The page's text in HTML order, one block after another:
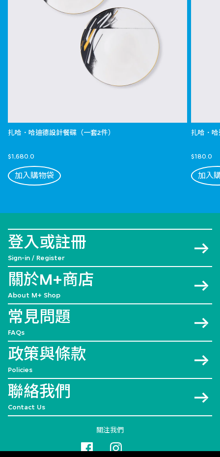
扎哈．哈迪德設計餐碟（一套2件）
$1,680.0
加入購物袋
扎哈．
$180.0
加入
登入或註冊
Sign-in / Register
關於M+商店
About M+ Shop
常見問題
FAQs
政策與條款
Policies
聯絡我們
Contact Us
關注我們